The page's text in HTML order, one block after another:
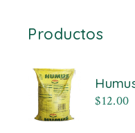
Productos
$12.00